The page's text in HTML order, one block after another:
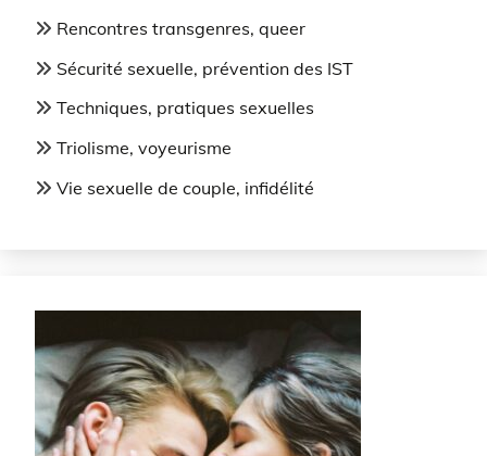
Rencontres transgenres, queer
Sécurité sexuelle, prévention des IST
Techniques, pratiques sexuelles
Triolisme, voyeurisme
Vie sexuelle de couple, infidélité